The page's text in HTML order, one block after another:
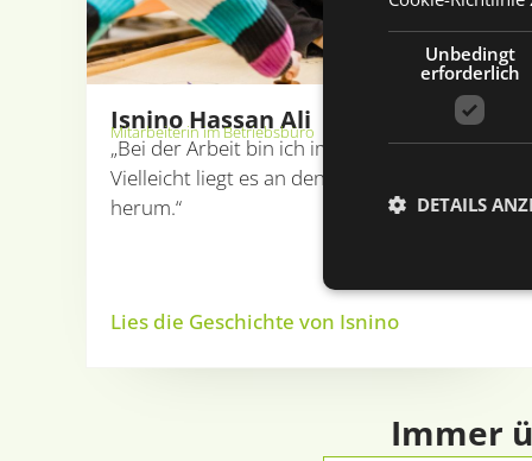
Isnino Hassan Ali
Mitarbeiterin im Betriebsbüro
„Bei der Arbeit bin ich immer gut gelaunt.
Vielleicht liegt es an den Menschen um mich
herum.“
Lies die Geschichte von Isnino
Immer
Unbedingt
erforderlich
DETAILS
Name